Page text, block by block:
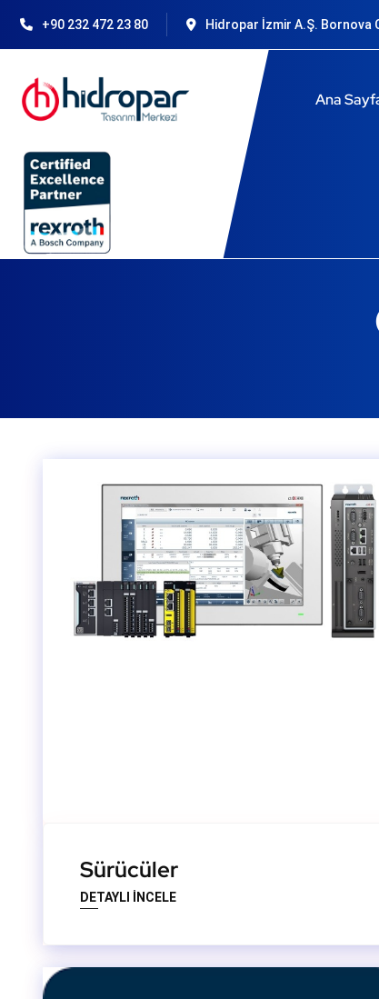
+90 232 472 23 80 Hidropar İzmir A.Ş. Bornova
Ana
Sürücüler
DETAYLI İNCELE